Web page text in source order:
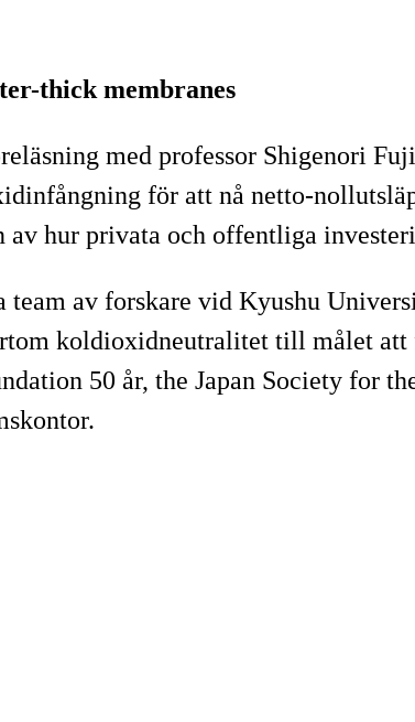
thick membranes
med professor Shigenori
för att nå netto-
av hur privata och offentliga
team av forskare vid Kyushu
koldioxidneutralitet till målet
50 år, the Japan Society for